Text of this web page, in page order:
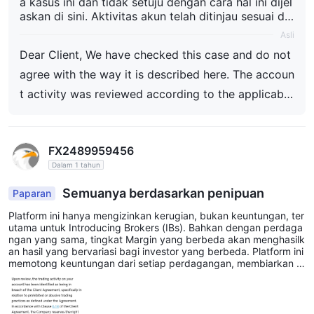
askan di sini. Aktivitas akun telah ditinjau sesuai de
ngan Perjanjian Klien yang berlaku. Pemberitahuan
saluran komunikasi resmi, dan hasilnya didasarkan
pada temuan tinjauan dan ketentuan yang berlaku.
YWO tidak melakukan perubahan sewenang-wenan
g terhadap Saldo klien atau hasil perdagangan. Unt
lah ini telah ditangani melalui proses yang tepat. H
ormat kami, Tim YWO
Asli
Dear Client, We have checked this case and do not
agree with the way it is described here. The accoun
t activity was reviewed according to the applicable
nication channel, and the outcome was based on th
e review findings and applicable terms. YWO does
not make arbitrary changes to client balances or tr
ading results. For privacy and security reasons, we
cannot share account details publicly, but this matt
er has been handled through the proper process. R
egards, YWO Team
FX2489959456
Dalam 1 tahun
Paparan Semuanya berdasarkan penipuan
Platform ini hanya mengizinkan kerugian, bukan keuntungan, ter
utama untuk Introducing Brokers (IBs). Bahkan dengan perdaga
ngan yang sama, tingkat Margin yang berbeda akan menghasilk
an hasil yang bervariasi bagi investor yang berbeda. Platform ini
memotong keuntungan dari setiap perdagangan, membiarkan kl
ien menanggung kerugiannya. IB mana yang berani berpartisipa
si? Jika mereka melakukannya, mereka akan ditinggalkan tanpa
cara untuk membersihkan kekacauan. Bankir investasi, hati-hati!
Jangan percaya email yang menawarkan dukungan untuk berba